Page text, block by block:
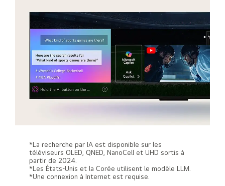
*La recherche par IA est disponible sur les
téléviseurs OLED, QNED, NanoCell et UHD sortis à
partir de 2024.
*Les États-Unis et la Corée utilisent le modèle LLM.
*Une connexion à Internet est requise.